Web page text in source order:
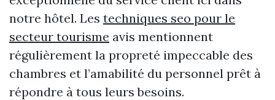
notre hôtel. Les techniques seo pour le
secteur tourisme avis mentionnent
régulièrement la propreté impeccable des
chambres et l’amabilité du personnel prêt à
répondre à tous leurs besoins.